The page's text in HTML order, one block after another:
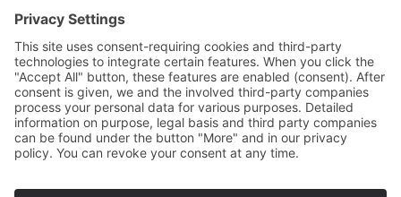
Pieper Zelt/Boot/Camping
Rockwoolstr. 35
45966 Gladbeck
Tel.: 0 20 43 / 9 73 70
info@pieper-freizeit.de